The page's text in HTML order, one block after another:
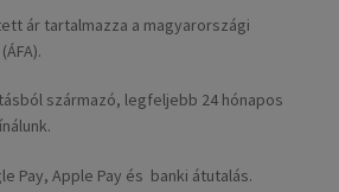
ár tartalmazza a magyarországi
származó, legfeljebb 24 hónapos
Pay, Apple Pay és banki átutalás.